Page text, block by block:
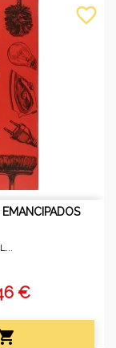
€
favorite_border